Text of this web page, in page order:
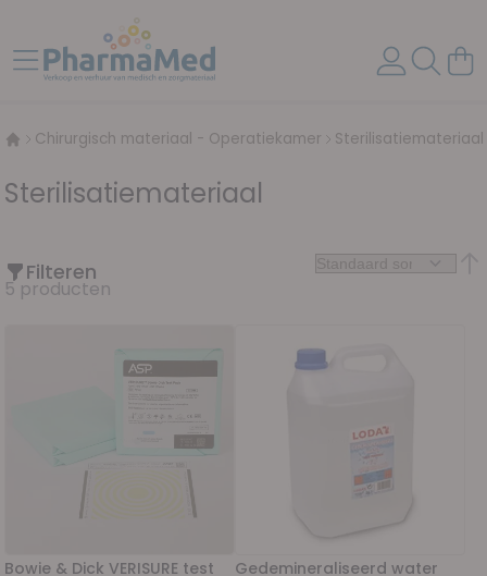
Toggle Nav
Chirurgisch materiaal - Operatiekamer Sterilisatiemateriaal
Sterilisatiemateriaal
5 producten
Bowie & Dick VERISURE test
Gedemineraliseerd water
Filteren